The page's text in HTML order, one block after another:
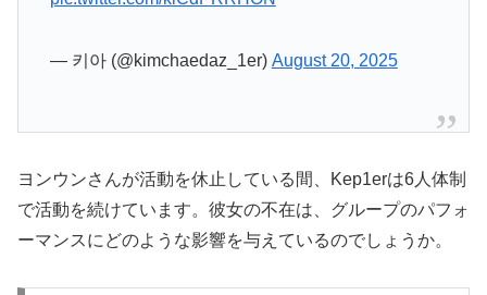
— 키아 (@kimchaedaz_1er) August 20, 2025
ヨンウンさんが活動を休止している間、Kep1erは6人体制
で活動を続けています。彼女の不在は、グループのパフォ
ーマンスにどのような影響を与えているのでしょうか。